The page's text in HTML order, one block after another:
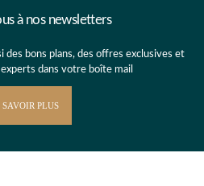
à nos newsletters
des bons plans, des offres exclusives et
experts dans votre boîte mail
SAVOIR PLUS